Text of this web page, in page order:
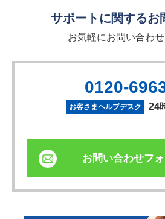
サポートに関するお
お気軽にお問い合わ
0120-
お客さまヘルプデスク 24
お問い合わせフ